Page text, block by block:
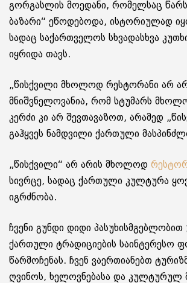
გორგასლის მოედანი, რომელსაც
ბაზარი“ ეწოდებოდა, ისტორიულად
სადაც საქართველოს სხვადასხვა
იყრიდა თავს.
„წისქვილი მხოლოდ რესტორანი არ
მნიშვნელოვანია, რომ სტუმარს
კერძი კი არ შევთავაზოთ, არამედ
გაჰყვეს ნამდვილი ქართული
„წისქვილი“ არ არის მხოლოდ
სივრცე, სადაც ქართული კულტურა
იგრძნობა.
ჩვენი გუნდი დიდი პასუხისმგებლობით
ქართული ტრადიციების საინტერესო
წარმოჩენას. ჩვენ ვაერთიანებთ
ღვინოს, ხელოვნებასა და კულტურულ